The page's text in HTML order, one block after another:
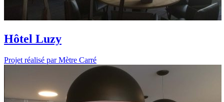
Hôtel Luzy
Projet réalisé par Mètre Carré